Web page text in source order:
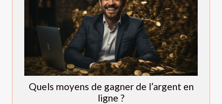
Quels moyens de gagner de l’argent en
ligne ?